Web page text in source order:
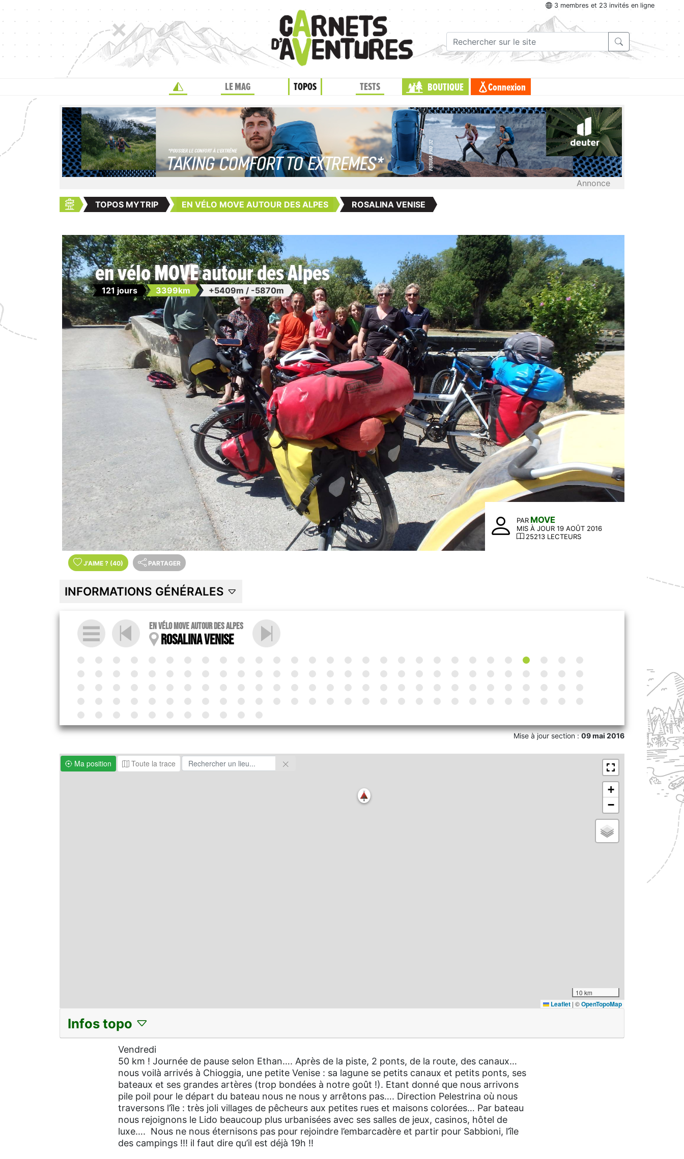
3 membres et 23 invités en ligne
LE MAG TOPOS TESTS BOUTIQUE Connexion
Annonce
TOPOS MYTRIP EN VÉLO MOVE AUTOUR DES ALPES ROSALINA VENISE
en vélo MOVE autour des Alpes
121 jours 3399km +5409m / -5870m
PAR MOVE
MIS À JOUR 19 AOÛT 2016
25213 LECTEURS
J'AIME ? (40) PARTAGER
INFORMATIONS GÉNÉRALES
en vélo MOVE autour des Alpes
Rosalina Venise
Mise à jour section :09 mai 2016
Ma position Toute la trace
+
−
10 km
Leaflet | ©OpenTopoMap
Infos topo
Vendredi
50 km ! Journée de pause selon Ethan…. Après de la piste, 2 ponts, de la route, des canaux…
nous voilà arrivés à Chioggia, une petite Venise : sa lagune se petits canaux et petits ponts, ses
bateaux et ses grandes artères (trop bondées à notre goût !). Etant donné que nous arrivons
pile poil pour le départ du bateau nous ne nous y arrêtons pas…. Direction Pelestrina où nous
traversons l’île : très joli villages de pêcheurs aux petites rues et maisons colorées… Par bateau
nous rejoignons le Lido beaucoup plus urbanisées avec ses salles de jeux, casinos, hôtel de
luxe…. Nous ne nous éternisons pas pour rejoindre l’embarcadère et partir pour Sabbioni, l’île
des campings !!! il faut dire qu’il est déjà 19h !!